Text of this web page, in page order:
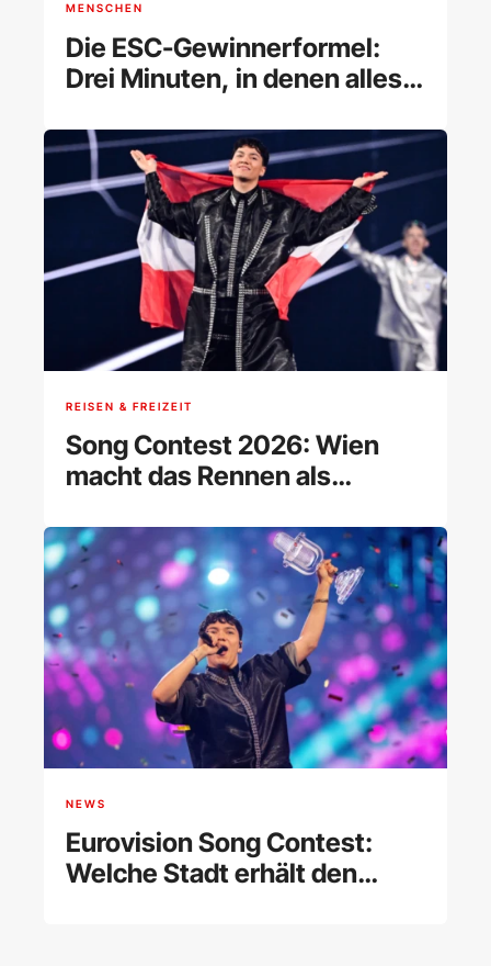
MENSCHEN
Die ESC-Gewinnerformel:
Drei Minuten, in denen alles
REISEN & FREIZEIT
Song Contest 2026: Wien
macht das Rennen als
NEWS
Eurovision Song Contest:
Welche Stadt erhält den